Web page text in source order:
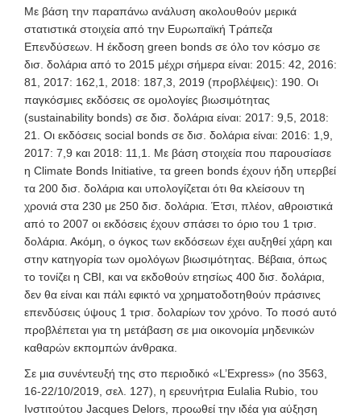
Με βάση την παραπάνω ανάλυση ακολουθούν μερικά
στατιστικά στοιχεία από την Ευρωπαϊκή Τράπεζα
Επενδύσεων. Η έκδοση green bonds σε όλο τον κόσμο σε
δισ. δολάρια από το 2015 μέχρι σήμερα είναι: 2015: 42, 2016:
81, 2017: 162,1, 2018: 187,3, 2019 (προβλέψεις): 190. Οι
παγκόσμιες εκδόσεις σε ομολογίες βιωσιμότητας
(sustainability bonds) σε δισ. δολάρια είναι: 2017: 9,5, 2018:
21. Οι εκδόσεις social bonds σε δισ. δολάρια είναι: 2016: 1,9,
2017: 7,9 και 2018: 11,1. Με βάση στοιχεία που παρουσίασε
η Climate Bonds Initiative, τα green bonds έχουν ήδη υπερβεί
τα 200 δισ. δολάρια και υπολογίζεται ότι θα κλείσουν τη
χρονιά στα 230 με 250 δισ. δολάρια. Έτσι, πλέον, αθροιστικά
από το 2007 οι εκδόσεις έχουν σπάσει το όριο του 1 τρισ.
δολάρια. Ακόμη, ο όγκος των εκδόσεων έχει αυξηθεί χάρη και
στην κατηγορία των ομολόγων βιωσιμότητας. Βέβαια, όπως
το τονίζει η CBI,
και να εκδοθούν ετησίως 400 δισ. δολάρια,
δεν θα είναι και πάλι εφικτό να χρηματοδοτηθούν πράσινες
επενδύσεις ύψους 1 τρισ. δολαρίων τον χρόνο. Το ποσό αυτό
προβλέπεται για τη μετάβαση σε μια οικονομία μηδενικών
καθαρών εκπομπών άνθρακα.
Σε μια συνέντευξή της στο περιοδικό «L’Express» (no 3563,
16-22/10/2019, σελ. 127), η ερευνήτρια Eulalia Rubio, του
Ινστιτούτου Jacques Delors, προωθεί την ιδέα για αύξηση